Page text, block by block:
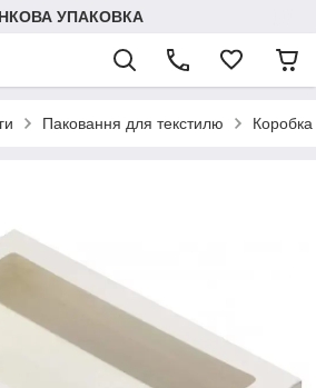
УПАКОВКА
Паковання для текстилю